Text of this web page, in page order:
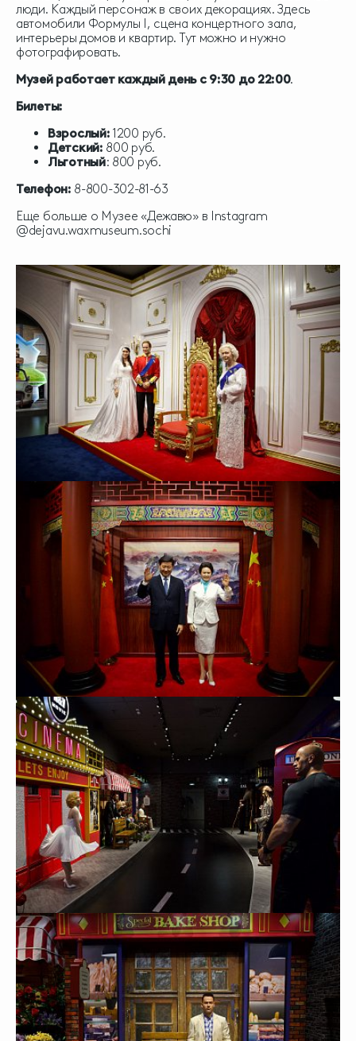
люди. Каждый персонаж в своих декорациях. Здесь
автомобили Формулы I, сцена концертного зала,
интерьеры домов и квартир. Тут можно и нужно
фотографировать.
Музей работает каждый день с 9:30 до 22:00.
Билеты:
Взрослый: 1200 руб.
Детский: 800 руб.
Льготный: 800 руб.
Телефон: 8-800-302-81-63
Еще больше о Музее «Дежавю» в Instagram
@dejavu.waxmuseum.sochi